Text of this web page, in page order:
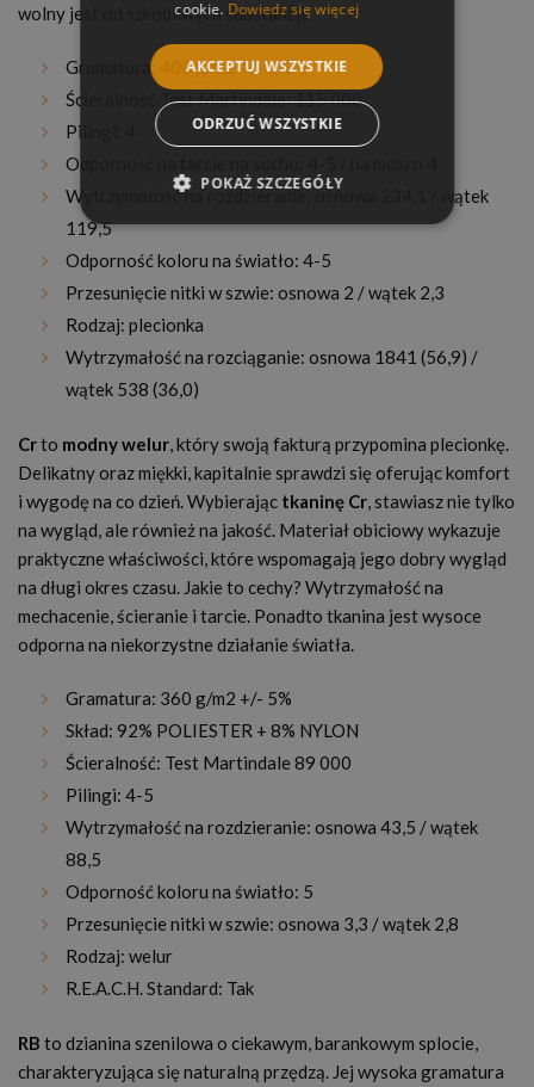
wolny jest od szkodliwych substancji.
Gramatura: 400 g/m2 +/- 5%
Ścieralność Test Martindale: 115 000
Pilingi: 4
Odporność na tarcie na sucho: 4-5 / na mokro 4
Wytrzymałość na rozdzieranie: osnowa 234,1 / wątek
119,5
Odporność koloru na światło: 4-5
Przesunięcie nitki w szwie: osnowa 2 / wątek 2,3
Rodzaj: plecionka
Wytrzymałość na rozciąganie: osnowa 1841 (56,9) /
wątek 538 (36,0)
Crto modny welur, który swoją fakturą przypomina plecionkę.
Delikatny oraz miękki, kapitalnie sprawdzi się oferując komfort
i wygodę na co dzień. Wybierając tkaninę Cr, stawiasz nie tylko
na wygląd, ale również na jakość. Materiał obiciowy wykazuje
praktyczne właściwości, które wspomagają jego dobry wygląd
na długi okres czasu. Jakie to cechy? Wytrzymałość na
mechacenie, ścieranie i tarcie. Ponadto tkanina jest wysoce
odporna na niekorzystne działanie światła.
Gramatura: 360 g/m2 +/- 5%
Skład: 92% POLIESTER + 8% NYLON
Ścieralność: Test Martindale 89 000
Pilingi: 4-5
Wytrzymałość na rozdzieranie: osnowa 43,5 / wątek
88,5
Odporność koloru na światło: 5
Przesunięcie nitki w szwie: osnowa 3,3 / wątek 2,8
Rodzaj: welur
R.E.A.C.H. Standard: Tak
RB to dzianina szenilowa o ciekawym, barankowym splocie,
charakteryzująca się naturalną przędzą. Jej wysoka gramatura
cookie. Dowiedz się więcej
AKCEPTUJ WSZYSTKIE
ODRZUĆ WSZYSTKIE
POKAŻ SZCZEGÓŁY